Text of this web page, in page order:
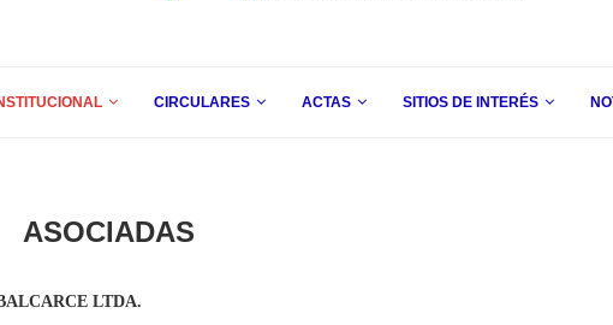
CIRCULARES ACTAS SITIOS DE INTERÉS
ASOCIADAS
LTDA.